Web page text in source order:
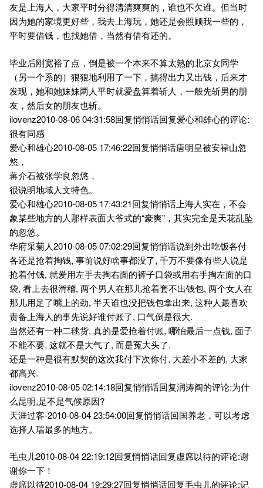
友是上海人，大家平时分得清清爽爽的，谁也不欠谁。但当时
因为她的家境更好些，我去上海玩，她还是会照顾我一些的，
平时要借钱，也找她借，当然有借有还的。
毕业后刚宽裕了点，倒是被一个本来不算太熟的北京女同学
（另一个系的）狠狠地利用了一下，搞得出力又出钱，后来才
发现，她和她妹妹两人平时就爱盘算着斩人，一般先斩男的朋
友，然后女的朋友也斩。
ilovenz2010-08-06 04:31:58回复悄悄话回复爱心和雄心的评论:
很有同感
爱心和雄心2010-08-05 17:46:22回复悄悄话唐明皇被安禄山忽
悠，
蒋介石被张学良忽悠，
很说明地域人文特色。
爱心和雄心2010-08-05 17:43:21回复悄悄话上海人实在，不会
象某些地方的人那样表面大爷式的“豪爽”，其实完全是天花乱坠
的忽悠。
华府采菊人2010-08-05 07:02:29回复悄悄话说到外出吃饭各付
各还是抢着掏钱, 事前说好啥事都没了, 千万不要像有些人说是
抢着付钱, 就爱用左手去掏右面的裤子口袋或用右手掏左面的口
袋, 看上去很滑稽, 两个男人在那儿抢着套不出钱包, 两个女人在
那儿用足了嘴上的劲, 半天谁也没把钱包拿出来, 这种人最喜欢
责备上海人的事先说好谁付账了, 口气倒是很大.
当然还有一种二毬货, 真的是爱抢着付账, 哪怕最后一点钱, 面子
不能不要, 这就不是大气了, 而是冤大头了.
还是一种是很有默契的这次我付下次你付, 大差小不差的, 大家
都高兴.
ilovenz2010-08-05 02:14:18回复悄悄话回复润涛阎的评论:为什
么昆明,是不是气候原因?
天涯过客-2010-08-04 23:54:00回复悄悄话回国养老，可以考虑
选择人瑞最多的地方。
毛虫儿2010-08-04 22:19:12回复悄悄话回复虚席以待的评论:谢
谢你一下！
虚席以待2010-08-04 19:29:27回复悄悄话回复毛虫儿的评论:记